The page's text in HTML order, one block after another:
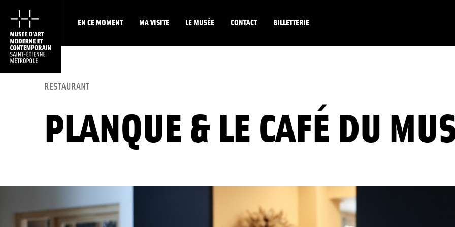
EN CE MOMENT MA VISITE LE MUSÉE CONTACT BILLETTERIE
RESTAURANT
PLANQUE & LE CAFÉ DU